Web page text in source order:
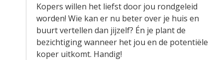
Kopers willen het liefst door jou rondgeleid
worden! Wie kan er nu beter over je huis en
buurt vertellen dan jijzelf? Én je plant de
bezichtiging wanneer het jou en de potentiële
koper uitkomt. Handig!